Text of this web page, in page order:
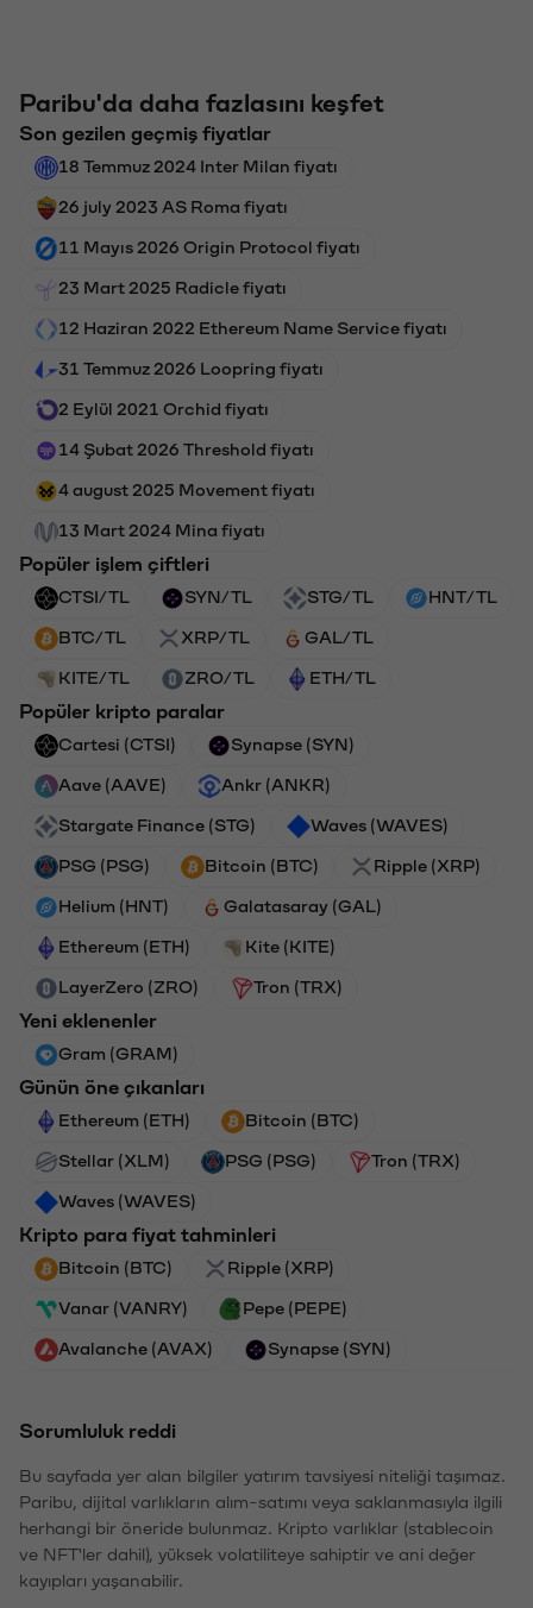
Paribu'da daha fazlasını keşfet
Son gezilen geçmiş fiyatlar
18 Temmuz 2024 Inter Milan fiyatı
26 july 2023 AS Roma fiyatı
11 Mayıs 2026 Origin Protocol fiyatı
23 Mart 2025 Radicle fiyatı
12 Haziran 2022 Ethereum Name Service fiyatı
31 Temmuz 2026 Loopring fiyatı
2 Eylül 2021 Orchid fiyatı
14 Şubat 2026 Threshold fiyatı
4 august 2025 Movement fiyatı
13 Mart 2024 Mina fiyatı
Popüler işlem çiftleri
CTSI/TL SYN/TL STG/TL HNT/TL
BTC/TL XRP/TL GAL/TL
KITE/TL ZRO/TL ETH/TL
Popüler kripto paralar
Cartesi (CTSI) Synapse (SYN)
Aave (AAVE) Ankr (ANKR)
Stargate Finance (STG) Waves (WAVES)
PSG (PSG) Bitcoin (BTC) Ripple (XRP)
Helium (HNT) Galatasaray (GAL)
Ethereum (ETH) Kite (KITE)
LayerZero (ZRO) Tron (TRX)
Yeni eklenenler
Gram (GRAM)
Günün öne çıkanları
Ethereum (ETH) Bitcoin (BTC)
Stellar (XLM) PSG (PSG) Tron (TRX)
Waves (WAVES)
Kripto para fiyat tahminleri
Bitcoin (BTC) Ripple (XRP)
Vanar (VANRY) Pepe (PEPE)
Avalanche (AVAX) Synapse (SYN)
Sorumluluk reddi
Bu sayfada yer alan bilgiler yatırım tavsiyesi niteliği taşımaz.
Paribu, dijital varlıkların alım-satımı veya saklanmasıyla ilgili
herhangi bir öneride bulunmaz. Kripto varlıklar (stablecoin
ve NFT'ler dahil), yüksek volatiliteye sahiptir ve ani değer
kayıpları yaşanabilir.